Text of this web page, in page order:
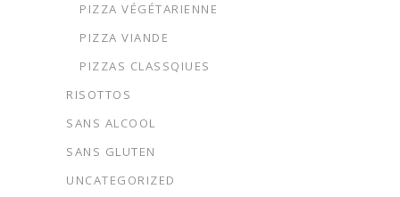
PIZZA VÉGÉTARIENNE
PIZZA VIANDE
PIZZAS CLASSQIUES
RISOTTOS
SANS ALCOOL
SANS GLUTEN
UNCATEGORIZED